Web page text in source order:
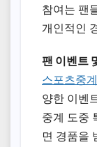
참여는 팬
개인적인
팬 이벤트
스포츠중계
양한 이벤
중계 도중
면 경품을